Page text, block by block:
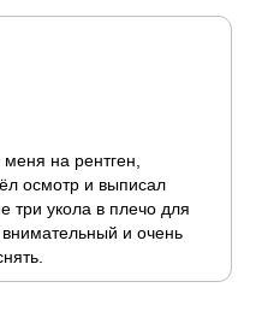
на рентген,
осмотр и выписал
три укола в плечо для
внимательный и очень